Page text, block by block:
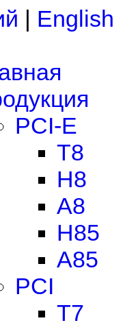
| English
PCI-E
T8
H8
A8
H85
A85
PCI
T7